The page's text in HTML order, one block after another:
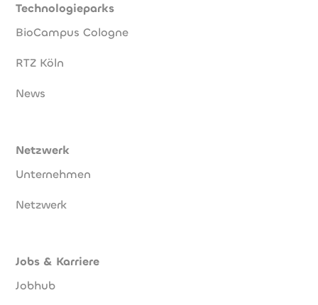
Technologieparks
BioCampus Cologne
RTZ Köln
News
Netzwerk
Unternehmen
Netzwerk
Jobs & Karriere
Jobhub